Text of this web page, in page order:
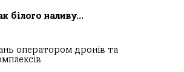
білого наливу…
оператором дронів та